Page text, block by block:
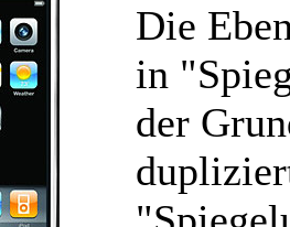
Die
in
der